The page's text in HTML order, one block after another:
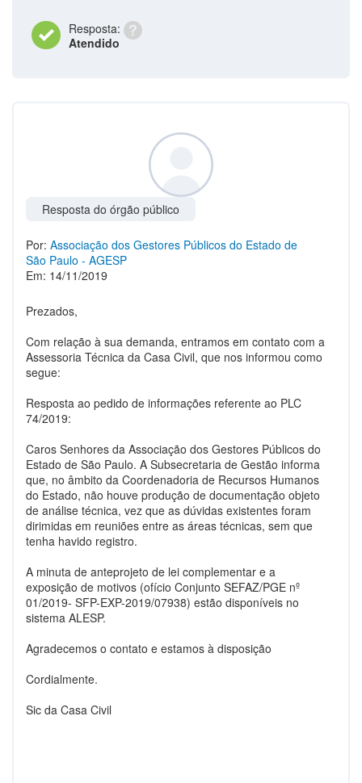
Resposta:
Atendido
Resposta do órgão público
Por: Associação dos Gestores Públicos do Estado de
São Paulo - AGESP
Em: 14/11/2019
Prezados,
Com relação à sua demanda, entramos em contato com a
Assessoria Técnica da Casa Civil, que nos informou como
segue:
Resposta ao pedido de informações referente ao PLC
74/2019:
Caros Senhores da Associação dos Gestores Públicos do
Estado de São Paulo. A Subsecretaria de Gestão informa
que, no âmbito da Coordenadoria de Recursos Humanos
do Estado, não houve produção de documentação objeto
de análise técnica, vez que as dúvidas existentes foram
dirimidas em reuniões entre as áreas técnicas, sem que
tenha havido registro.
A minuta de anteprojeto de lei complementar e a
exposição de motivos (ofício Conjunto SEFAZ/PGE nº
01/2019- SFP-EXP-2019/07938) estão disponíveis no
sistema ALESP.
Agradecemos o contato e estamos à disposição
Cordialmente.
Sic da Casa Civil